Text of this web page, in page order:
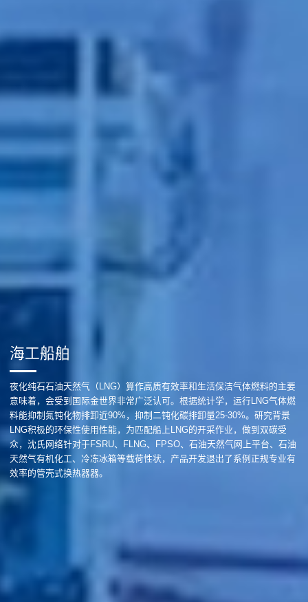
海工船舶
夜化纯石石油天然气（LNG）算作高质有效率和生活保洁气体燃料的主要
意味着，会受到国际金世界非常广泛认可。根据统计学，运行LNG气体燃
料能抑制氮钝化物排卸近90%，抑制二钝化碳排卸量25-30%。研究背景
LNG积极的环保性使用性能，为匹配船上LNG的开采作业，做到双碳受
众，沈氏网络针对于FSRU、FLNG、FPSO、石油天然气网上平台、石油
天然气有机化工、冷冻冰箱等载荷性状，产品开发退出了系例正规专业有
效率的管壳式换热器器。